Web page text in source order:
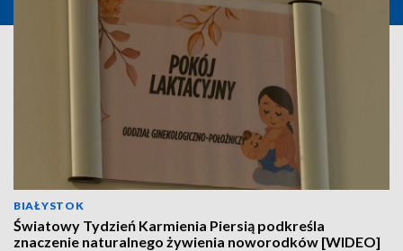
BIAŁYSTOK
Światowy Tydzień Karmienia Piersią podkreśla
znaczenie naturalnego żywienia noworodków [WIDEO]